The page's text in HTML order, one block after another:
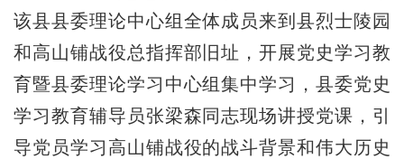
该县县委理论中心组全体成员来到县烈士陵园
和高山铺战役总指挥部旧址，开展党史学习教
育暨县委理论学习中心组集中学习，县委党史
学习教育辅导员张梁森同志现场讲授党课，引
导党员学习高山铺战役的战斗背景和伟大历史